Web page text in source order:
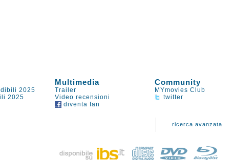
Multimedia Community
2025 Trailer
MYmovies Club
2025 Video recensioni
twitter
diventa fan
ricerca avanzata